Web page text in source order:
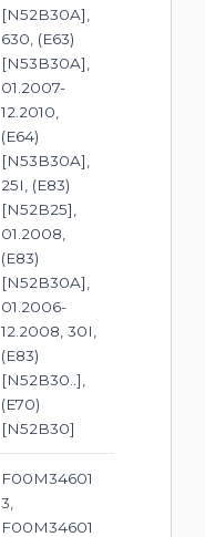
[N52B30A],
630, (E63)
[N53B30A],
01.2007-
12.2010,
(E64)
[N53B30A],
25I, (E83)
[N52B25],
01.2008,
(E83)
[N52B30A],
01.2006-
12.2008, 30I,
(E83)
[N52B30..],
(E70)
[N52B30]
F00M34601
3,
F00M34601